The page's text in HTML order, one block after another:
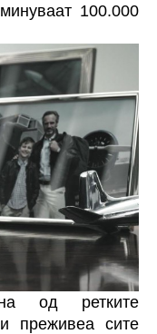
100.000
од ретките
преживеа сите